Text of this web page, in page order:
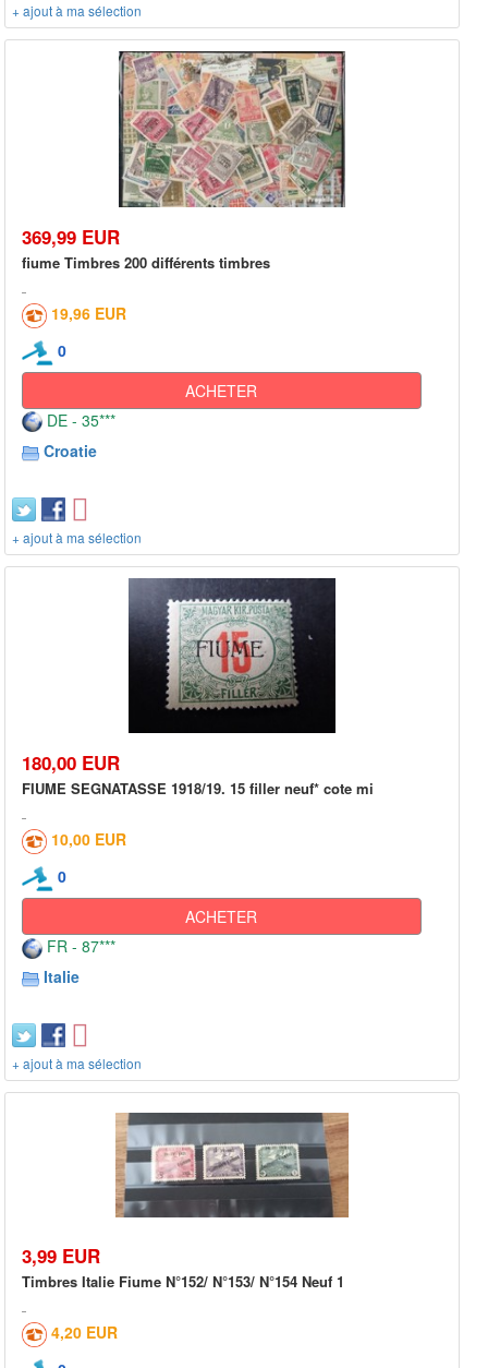
+ ajout à ma sélection
369,99 EUR
fiume Timbres 200 différents timbres
19,96 EUR
0
ACHETER
DE - 35***
Croatie
+ ajout à ma sélection
180,00 EUR
FIUME SEGNATASSE 1918/19. 15 filler neuf* cote mi
10,00 EUR
0
ACHETER
FR - 87***
Italie
+ ajout à ma sélection
3,99 EUR
Timbres Italie Fiume N°152/ N°153/ N°154 Neuf 1
4,20 EUR